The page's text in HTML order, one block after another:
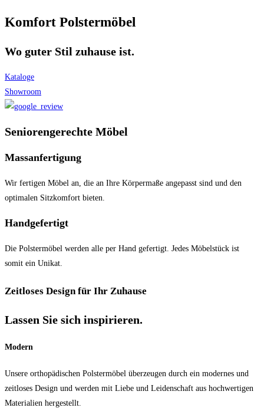
Komfort Polstermöbel
Wo guter Stil zuhause ist.
Kataloge
Showroom
Seniorengerechte Möbel
Massanfertigung
Wir fertigen Möbel an, die an Ihre Körpermaße angepasst sind und den
optimalen Sitzkomfort bieten.
Handgefertigt
Die Polstermöbel werden alle per Hand gefertigt. Jedes Möbelstück ist
somit ein Unikat.
Zeitloses Design für Ihr Zuhause
Lassen Sie sich inspirieren.
Modern
Unsere orthopädischen Polstermöbel überzeugen durch ein modernes und
zeitloses Design und werden mit Liebe und Leidenschaft aus hochwertigen
Materialien hergestellt.